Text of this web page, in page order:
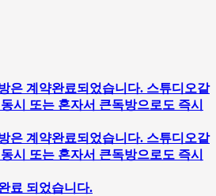
은 계약완료되었습니다. 스튜디오같
시 또는 혼자서 큰독방으로도 즉시
은 계약완료되었습니다. 스튜디오같
시 또는 혼자서 큰독방으로도 즉시
료 되었습니다.